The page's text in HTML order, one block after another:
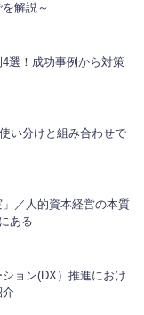
解説～
選！成功事例から対策
い分けと組み合わせで
／人的資本経営の本質
ある
ョン(DX）推進におけ
介